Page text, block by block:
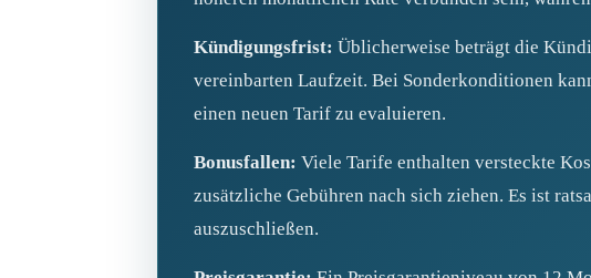
Kündigungsfrist: Üblicherweise beträgt die
vereinbarten Laufzeit. Bei Sonderkonditionen
einen neuen Tarif zu evaluieren.
Bonusfallen: Viele Tarife enthalten versteckte
zusätzliche Gebühren nach sich ziehen. Es ist
auszuschließen.